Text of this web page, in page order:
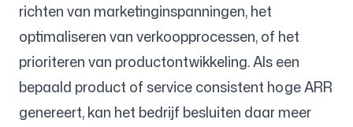
richten van marketinginspanningen, het
optimaliseren van verkoopprocessen, of het
prioriteren van productontwikkeling. Als een
bepaald product of service consistent hoge ARR
genereert, kan het bedrijf besluiten daar meer